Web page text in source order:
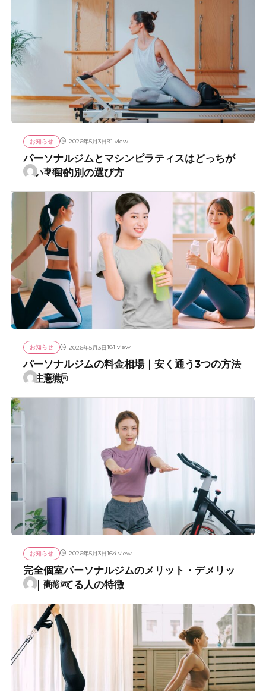
お知らせ 2026年5月3日91 view
パーソナルジムとマシンピラティスはどっちが
いい？目的別の選び方
事務局
お知らせ 2026年5月3日181 view
パーソナルジムの料金相場｜安く通う3つの方法
と注意点
事務局
お知らせ 2026年5月3日164 view
完全個室パーソナルジムのメリット・デメリッ
ト｜向いてる人の特徴
事務局